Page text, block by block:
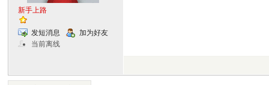
新手上路
发短消息
加为好友
当前离线